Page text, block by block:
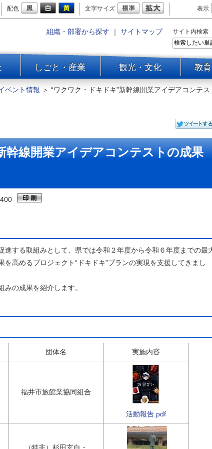
配色 文字サイズ 表示
組織・部署から探す ｜ サイトマップ サイト内検索
しごと・産業 観光・文化 教
ベント情報 ＞ “ワクワク・ドキドキ”新幹線開業アイデアコンテス
幹線開業アイデアコンテストの成果
する取組みとして、県では令和２年度から令和６年度までの最
高めるプロジェクト“ドキドキ”プランの実現を支援してきまし
の成果を紹介します。
団体名 実施内容
福井市旅館業協同組合
活動報告.pdf